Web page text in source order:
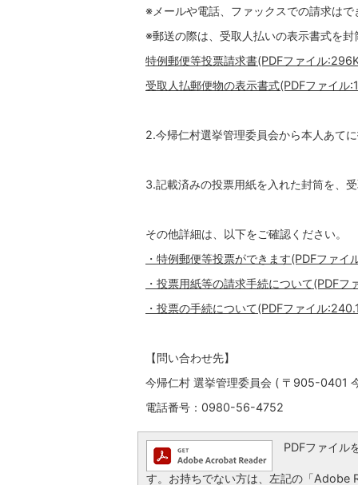
※メールや電話、ファックスでの請求はで
※郵送の際は、受取人払いの表示書式を封
特例郵便等投票請求書(PDFファイル
受取人払郵便物の表示書式(PDFファイル
2.今帰仁村選挙管理委員会から本人あて
3.記載済みの投票用紙を入れた封筒を、
その他詳細は、以下をご確認ください。
・特例郵便等投票ができます(PDFファイ
・投票用紙等の請求手続について(PDFフ
・投票の手続について(PDFファイル
【問い合わせ先】
今帰仁村 選挙管理委員会 ( 〒905-0401
電話番号：0980-56-4752
PDFファイル
す。お持ちでない方は、左記の「Adobe